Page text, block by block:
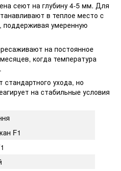
сеют на глубину 4-5 мм. Для
в теплое место с
поддерживая умеренную
на постоянное
когда температура
стандартного ухода, но
на стабильные условия
F1